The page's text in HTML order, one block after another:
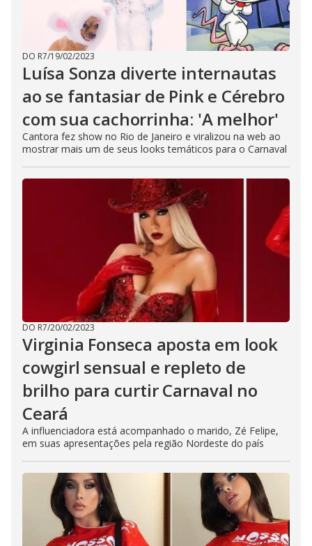
DO R7/19/02/2023
Luísa Sonza diverte internautas
ao se fantasiar de Pink e Cérebro
com sua cachorrinha: 'A melhor'
Cantora fez show no Rio de Janeiro e viralizou na web ao
mostrar mais um de seus looks temáticos para o Carnaval
DO R7/20/02/2023
Virginia Fonseca aposta em look
cowgirl sensual e repleto de
brilho para curtir Carnaval no
Ceará
A influenciadora está acompanhado o marido, Zé Felipe,
em suas apresentações pela região Nordeste do país